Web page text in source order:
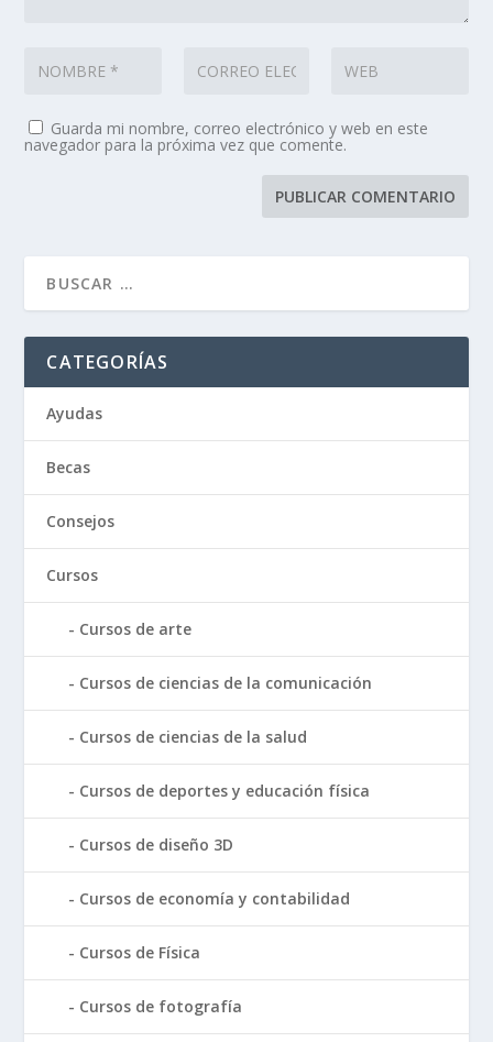
Guarda mi nombre, correo electrónico y web en este
navegador para la próxima vez que comente.
CATEGORÍAS
Ayudas
Becas
Consejos
Cursos
Cursos de arte
Cursos de ciencias de la comunicación
Cursos de ciencias de la salud
Cursos de deportes y educación física
Cursos de diseño 3D
Cursos de economía y contabilidad
Cursos de Física
Cursos de fotografía